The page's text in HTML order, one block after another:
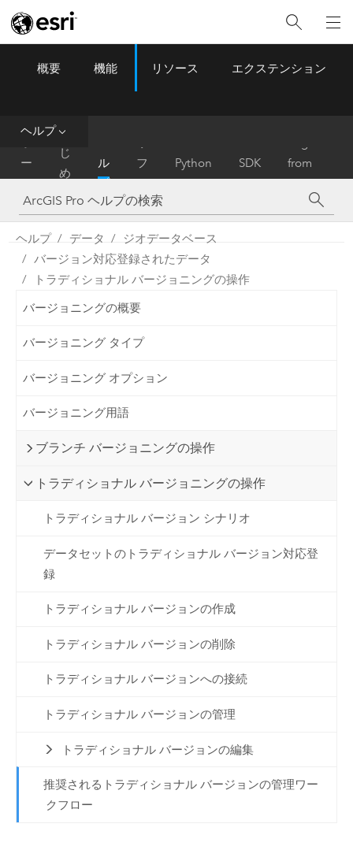
ArcGIS Pro Menu
概要 機能 リソース エクステンション
ヘルプ
ー
ム
は
じ
め
に
ル
プ
フ
ァ
レ
ン
ス
Python SDK
from
ArcMap
ヘルプ データ
ジオデータベース
バージョン対応登録されたデータ
トラディショナル バージョニングの操作
バージョニングの概要
バージョニング タイプ
バージョニング オプション
バージョニング用語
ブランチ バージョニングの操作
トラディショナル バージョニングの操作
トラディショナル バージョン シナリオ
データセットのトラディショナル バージョン対応登
録
トラディショナル バージョンの作成
トラディショナル バージョンの削除
トラディショナル バージョンへの接続
トラディショナル バージョンの管理
トラディショナル バージョンの編集
推奨されるトラディショナル バージョンの管理ワー
クフロー